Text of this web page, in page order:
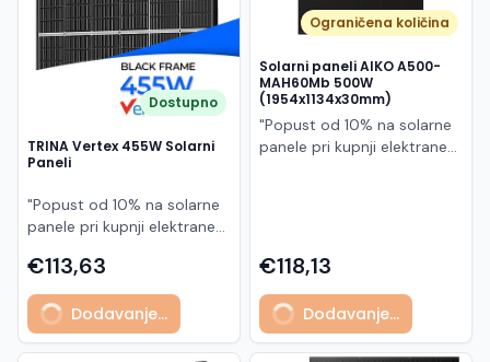
Dostupno
TRINA Vertex 455W Solarni
Paneli
"Popust od 10% na solarne
panele pri kupnji elektrane
Model TSM-455NEG9R.28
predstavlja napredni
glass/glass N-type solarni
modul s visokom
učinkovitošću, dugim
€113,63
Dodavanje...
Ograničena količina
Solarni paneli AIKO A500-
MAH60Mb 500W
(1954x1134x30mm)
"Popust od 10% na solarne
panele pri kupnji elektrane
500 W iz Neostar 2S serije,
baziran na naprednoj N-
type ABC (All Back Contact)
tehnologiji. Ovaj panel je
namijenjen za moderne
€118,13
Dodavanje...